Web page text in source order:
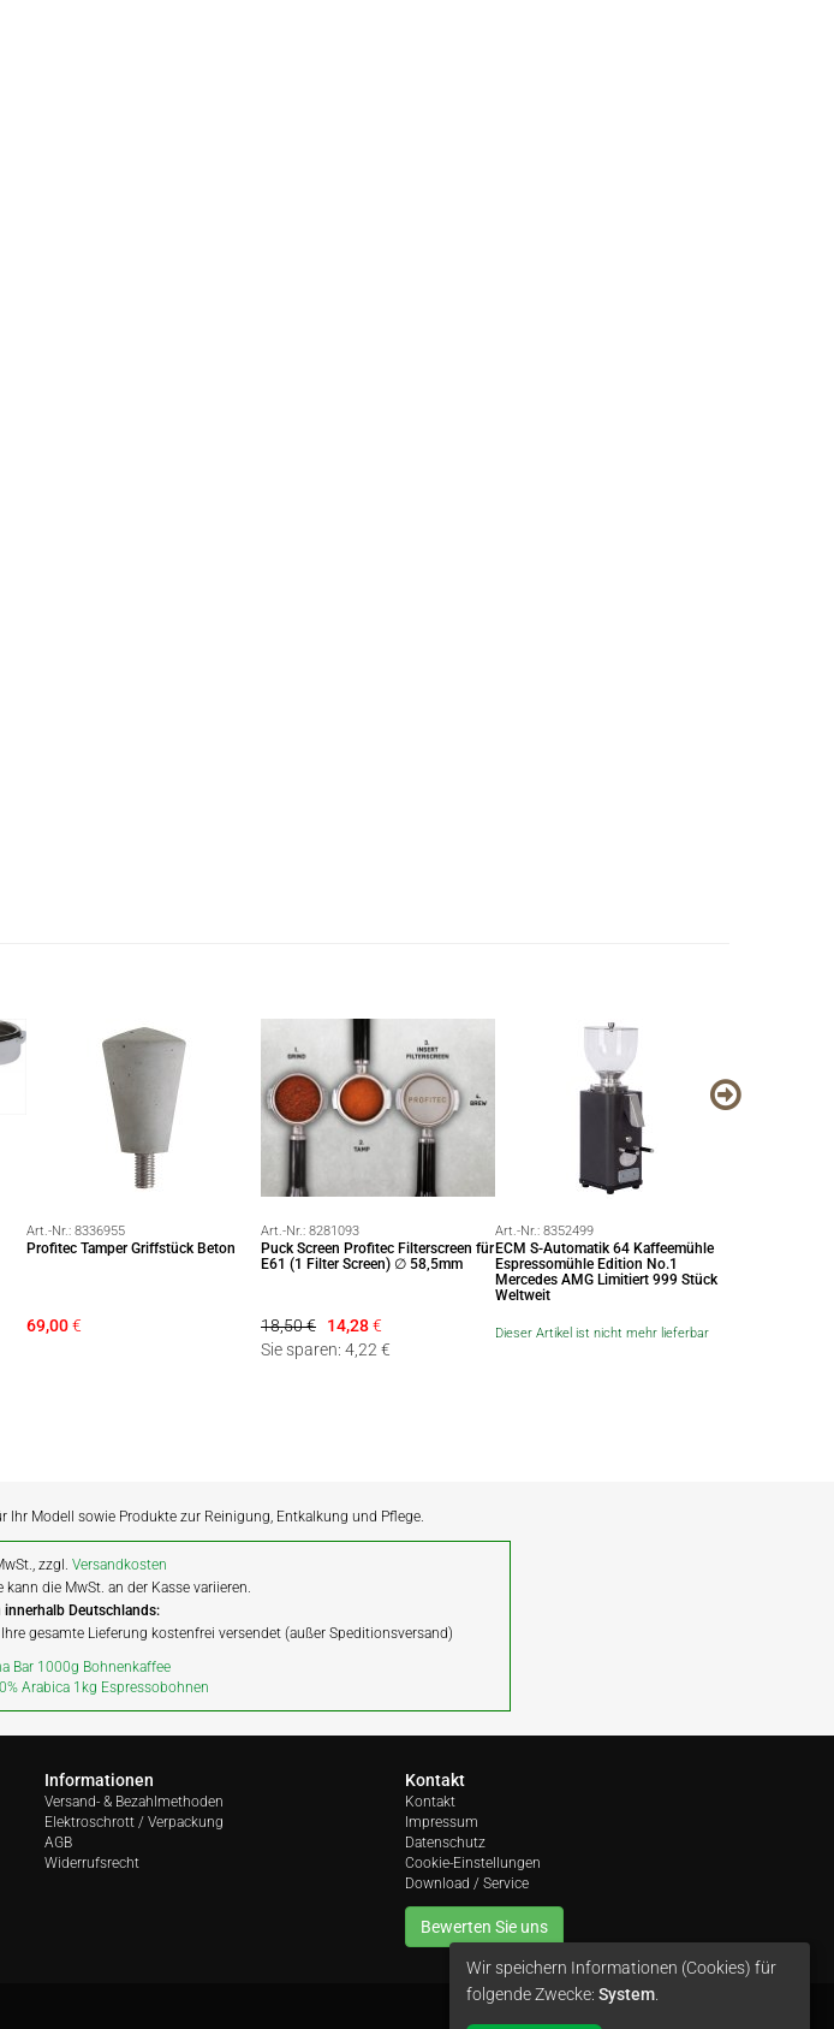
Art.-Nr.: 8336955
Profitec Tamper Griffstück Beton
69,00€
Art.-Nr.: 8281093
Puck Screen Profitec Filterscreen für
E61 (1 Filter Screen) ∅ 58,5mm
18,50 € 14,28€
Sie sparen: 4,22 €
Art.-Nr.: 8352499
ECM S-Automatik 64 Kaffeemühle
Espressomühle Edition No.1
Mercedes AMG Limitiert 999 Stück
Weltweit
Dieser Artikel ist nicht mehr lieferbar
Ihr Modell sowie Produkte zur Reinigung, Entkalkung und Pflege.
zzgl.Versandkosten
die MwSt. an der Kasse variieren.
innerhalb Deutschlands:
gesamte Lieferung kostenfrei versendet (außer Speditionsversand)
Bar 1000g Bohnenkaffee
Arabica 1kg Espressobohnen
Informationen
Versand- & Bezahlmethoden
Elektroschrott / Verpackung
AGB
Widerrufsrecht
Kontakt
Kontakt
Impressum
Datenschutz
Cookie-Einstellungen
Download / Service
Bewerten Sie uns
Wir speichern Informationen (Cookies) für
folgende Zwecke: System